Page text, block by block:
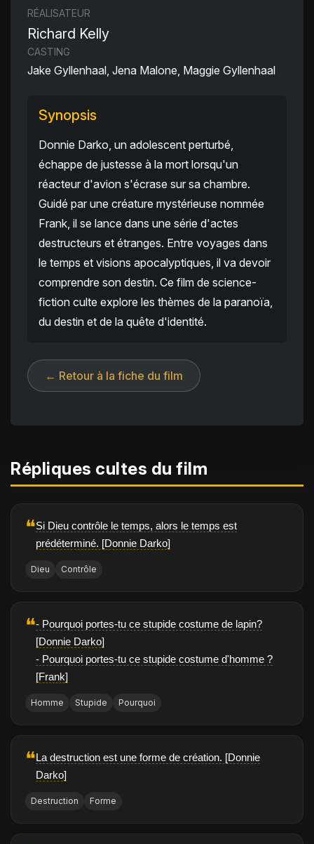
RÉALISATEUR
Richard Kelly
CASTING
Jake Gyllenhaal, Jena Malone, Maggie Gyllenhaal
Synopsis
Donnie Darko, un adolescent perturbé,
échappe de justesse à la mort lorsqu'un
réacteur d'avion s'écrase sur sa chambre.
Guidé par une créature mystérieuse nommée
Frank, il se lance dans une série d'actes
destructeurs et étranges. Entre voyages dans
le temps et visions apocalyptiques, il va devoir
comprendre son destin. Ce film de science-
fiction culte explore les thèmes de la paranoïa,
du destin et de la quête d'identité.
← Retour à la fiche du film
Répliques cultes du film
❝Si Dieu contrôle le temps, alors le temps est
prédéterminé. [Donnie Darko]
Dieu Contrôle
❝- Pourquoi portes-tu ce stupide costume de lapin?
[Donnie Darko]
- Pourquoi portes-tu ce stupide costume d'homme ?
[Frank]
Homme Stupide Pourquoi
❝La destruction est une forme de création. [Donnie
Darko]
Destruction Forme